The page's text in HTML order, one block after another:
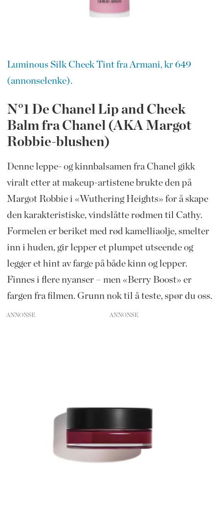
Luminous Silk Cheek Tint fra Armani, kr 649
(annonselenke).
N°1 De Chanel Lip and Cheek
Balm fra Chanel (AKA Margot
Robbie-blushen)
Denne leppe- og kinnbalsamen fra Chanel gikk
viralt etter at makeup-artistene brukte den på
Margot Robbie i «Wuthering Heights» for å skape
den karakteristiske, vindslåtte rødmen til Cathy.
Formelen er beriket med rød kamelliaolje, smelter
inn i huden, gir lepper et plumpet utseende og
legger et hint av farge på både kinn og lepper.
Finnes i flere nyanser – men «Berry Boost» er
fargen fra filmen. Grunn nok til å teste, spør du oss.
ANNONSE